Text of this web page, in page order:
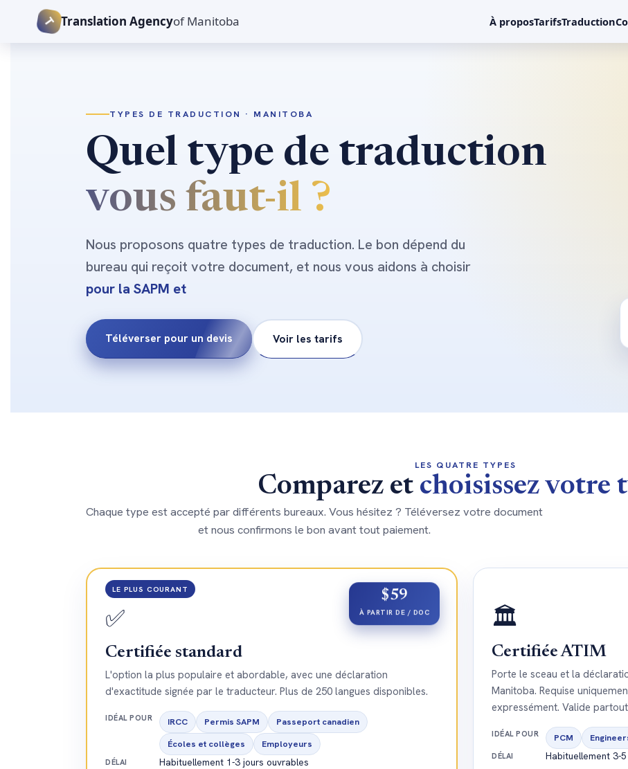
T Translation Agencyof Manitoba À proposTarifsTraduction
TYPES DE TRADUCTION · MANITOBA
Quel type de traduction
vous faut-il ?
Nous proposons quatre types de traduction. Le bon dépend du
bureau qui reçoit votre document, et nous vous aidons à choisir
pour la SAPM et les licences
Téléverser pour un devis Voir les tarifs
LES QUATRE TYPES
Comparez et choisissez votre
Chaque type est accepté par différents bureaux. Vous hésitez ? Téléversez votre document
et nous confirmons le bon avant tout paiement.
LE PLUS COURANT $59
À PARTIR DE / DOC
✅
Certifiée standard
L'option la plus populaire et abordable, avec une déclaration
d'exactitude signée par le traducteur. Plus de 250 langues disponibles.
IDÉAL POUR IRCC Permis SAPM
Passeport canadien
Écoles et collèges
Employeurs
DÉLAI Habituellement 1-3 jours ouvrables
🏛️
Certifiée ATIM
Porte le sceau et la
Manitoba. Requise
expressément. Valide
IDÉAL POUR PCM
DÉLAI Habituellement 3-